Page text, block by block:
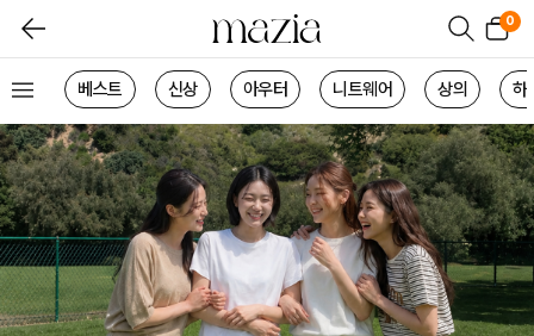
0
베스트 신상 아우터 니트웨어 상의 하